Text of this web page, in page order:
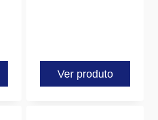
Ver produto